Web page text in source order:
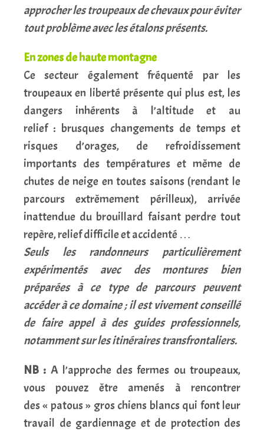
approcher les troupeaux de chevaux pour éviter
tout problème avec les étalons présents.
En zones de haute montagne
Ce secteur également fréquenté par les
troupeaux en liberté présente qui plus est, les
dangers inhérents à l’altitude et au
relief : brusques changements de temps et
risques d’orages, de refroidissement
importants des températures et même de
chutes de neige en toutes saisons (rendant le
parcours extrêmement périlleux), arrivée
inattendue du brouillard faisant perdre tout
repère, relief difficile et accidenté …
Seuls les randonneurs particulièrement
expérimentés avec des montures bien
préparées à ce type de parcours peuvent
accéder à ce domaine ; il est vivement conseillé
de faire appel à des guides professionnels,
notamment sur les itinéraires transfrontaliers.
NB : A l’approche des fermes ou troupeaux,
vous pouvez être amenés à rencontrer
des « patous » gros chiens blancs qui font leur
travail de gardiennage et de protection des